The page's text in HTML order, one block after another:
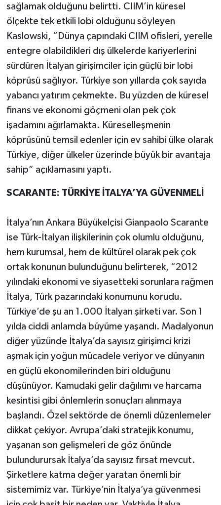
sağlamak olduğunu belirtti. CIIM’in küresel
ölçekte tek etkili lobi olduğunu söyleyen
Kaslowski, “Dünya çapındaki CIIM ofisleri, yerelle
entegre olabildikleri dış ülkelerde kariyerlerini
sürdüren İtalyan girişimciler için güçlü bir lobi
köprüsü sağlıyor. Türkiye son yıllarda çok sayıda
yabancı yatırım çekmekte. Bu yüzden de küresel
finans ve ekonomi göçmeni olan pek çok
işadamını ağırlamakta. Küreselleşmenin
köprüsünü temsil edenler için ev sahibi ülke olarak
Türkiye, diğer ülkeler üzerinde büyük bir avantaja
sahip” açıklamasını yaptı.
SCARANTE: TÜRKİYE İTALYA’YA GÜVENMELİ
İtalya’nın Ankara Büyükelçisi Gianpaolo Scarante
ise Türk-İtalyan ilişkilerinin çok olumlu olduğunu,
hem kurumsal, hem de kültürel olarak pek çok
ortak konunun bulunduğunu belirterek, “2012
yılındaki ekonomi ve siyasetteki sorunlara rağmen
İtalya, Türk pazarındaki konumunu korudu.
Türkiye’de şu an 1.000 İtalyan şirketi var. Son 1
yılda ciddi anlamda büyüme yaşandı. Madalyonun
diğer yüzünde İtalya’da sayısız girişimci krizi
aşmak için yoğun mücadele veriyor ve dünyanın
en güçlü ekonomilerinden biri olduğunu
düşünüyor. Kamudaki gelir dağılımı ve harcama
kesintisi gibi önlemlerin sonuçları alınmaya
başlandı. Özel sektörde de önemli düzenlemeler
dikkat çekiyor. Avrupa’daki stratejik konumu,
yaşanan son gelişmeleri de göz önünde
bulundurursak İtalya’da sayısız fırsat mevcut.
Şirketlere katma değer yaratan önemli bir
sistemimiz var. Türkiye’nin İtalya’ya güvenmesi